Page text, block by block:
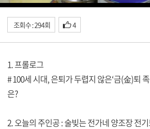
조회수 : 294회 4
1. 프롤로그
# 100세 시대, 은퇴가 두렵지 않은‘금(金)퇴
은?
2. 오늘의 주인공 : 술빚는 전가네 양조장 전